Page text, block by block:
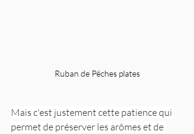
Ruban de Pêches plates
Mais c'est justement cette patience qui
permet de préserver les arômes et de